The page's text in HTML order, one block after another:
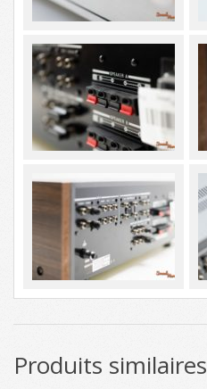
Produits similaires